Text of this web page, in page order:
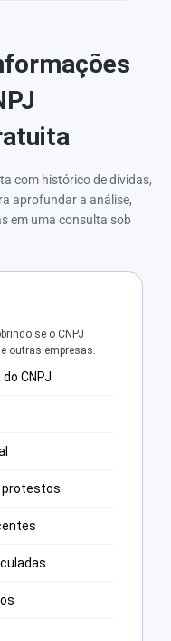
com histórico de dívidas,
aprofundar a análise,
em uma consulta sob
se o CNPJ
outras empresas.
CNPJ
protestos